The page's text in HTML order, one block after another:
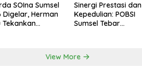
SOIna Sumsel
Digelar, Herman
Tekankan
Sinergi Prestasi dan
Kepedulian: POBSI
Sumsel Tebar
View More